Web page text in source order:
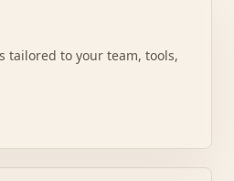
tailored to your team, tools,